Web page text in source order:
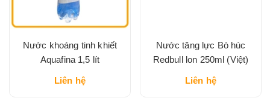
Nước khoáng tinh khiết
Aquafina 1,5 lít
Liên hệ
Nước tăng lực Bò húc
Redbull lon 250ml (Việt)
Liên hệ